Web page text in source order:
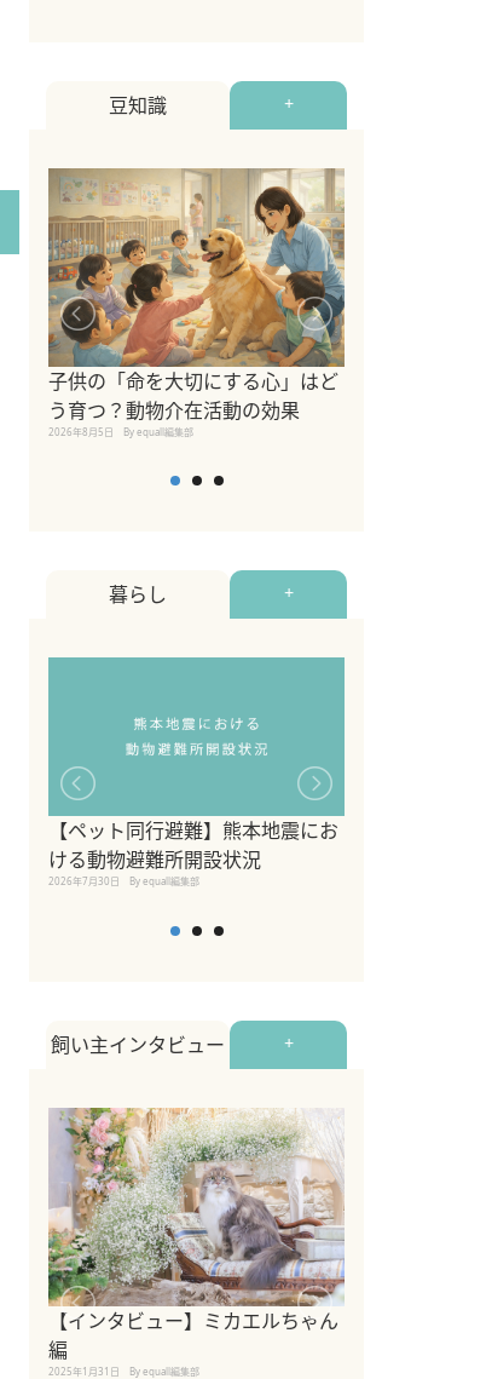
豆知識 +
子供の「命を大切にする心」はど
う育つ？動物介在活動の効果
2026年8月5日 By equall編集部
暮らし +
【ペット同行避難】熊本地震にお
ける動物避難所開設状況
2026年7月30日 By equall編集部
飼い主インタビュー +
【インタビュー】ミカエルちゃん
編
2025年1月31日 By equall編集部